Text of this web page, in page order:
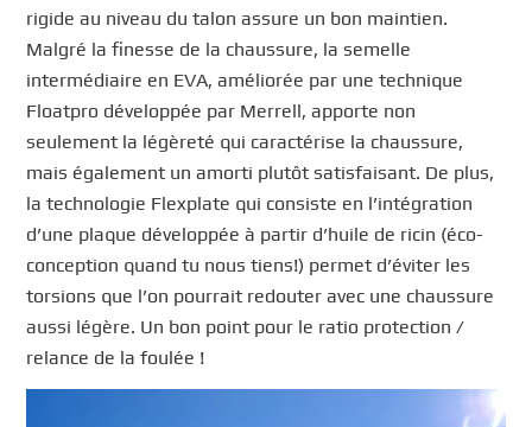
rigide au niveau du talon assure un bon maintien.
Malgré la finesse de la chaussure, la semelle
intermédiaire en EVA, améliorée par une technique
Floatpro développée par Merrell, apporte non
seulement la légèreté qui caractérise la chaussure,
mais également un amorti plutôt satisfaisant. De plus,
la technologie Flexplate qui consiste en l’intégration
d’une plaque développée à partir d’huile de ricin (éco-
conception quand tu nous tiens!) permet d’éviter les
torsions que l’on pourrait redouter avec une chaussure
aussi légère. Un bon point pour le ratio protection /
relance de la foulée !